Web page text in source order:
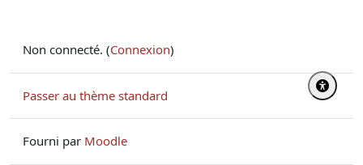
Non connecté. (Connexion)
Passer au thème standard
Fourni par Moodle